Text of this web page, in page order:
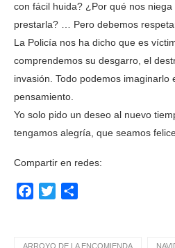
con fácil huida? ¿Por qué nos
prestarla? … Pero debemos
La Policía nos ha dicho que es
comprendemos su desgarro, el
invasión. Todo podemos imaginarlo
pensamiento.
Yo solo pido un deseo al nuevo
tengamos alegría, que seamos
Compartir en redes:
Facebook
Twitter
ARROYO DE LA ENCOMIENDA